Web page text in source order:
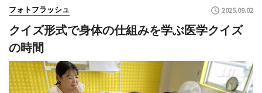
フォトフラッシュ 2025.09.02
クイズ形式で身体の仕組みを学ぶ医学クイズ
の時間